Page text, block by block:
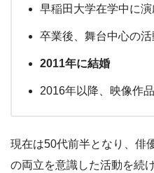
早稲田大学在学中に演
卒業後、舞台中心の
2011年に結婚
2016年以降、映像作
現在は50代前半となり、俳
の両立を意識した活動を続